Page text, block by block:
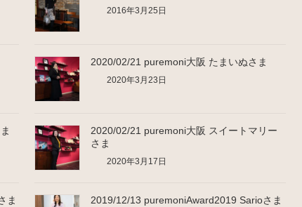
2016年3月25日
2020/02/21 puremoni大阪 たまいぬさま
2020年3月23日
2020/02/21 puremoni大阪 スイートマリー
さま
2020年3月17日
ま 2019/12/13 puremoniAward2019 Sarioさま